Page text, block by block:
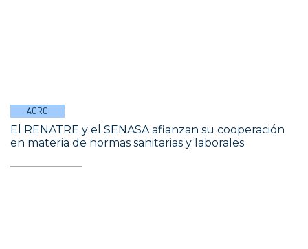
AGRO
El RENATRE y el SENASA afianzan su cooperación
en materia de normas sanitarias y laborales